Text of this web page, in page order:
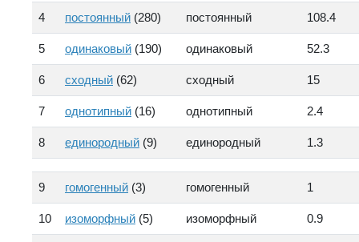
4 постоянный (280) постоянный 108.4
5 одинаковый (190) одинаковый 52.3
6 сходный (62) сходный 15
7 однотипный (16) однотипный 2.4
8 единородный (9) единородный 1.3
9 гомогенный (3) гомогенный 1
10 изоморфный (5) изоморфный 0.9